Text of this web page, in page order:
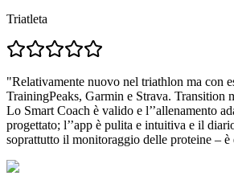
Triatleta
"Relativamente nuovo nel triathlon ma con
TrainingPeaks, Garmin e Strava. Transition
Lo Smart Coach è valido e l’’allenamento
progettato; l’’app è pulita e intuitiva e il
soprattutto il monitoraggio delle proteine – è